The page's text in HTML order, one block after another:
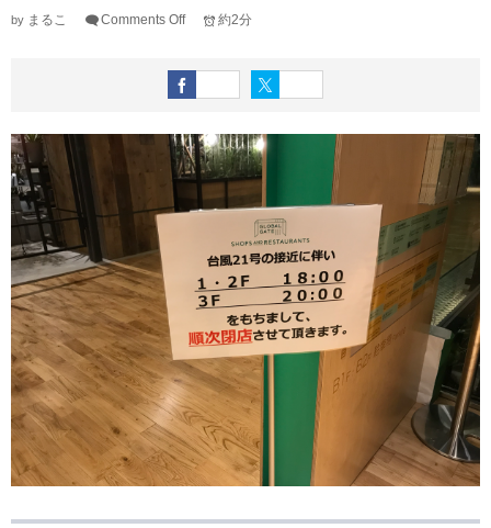
by まるこ Comments Off 約2分